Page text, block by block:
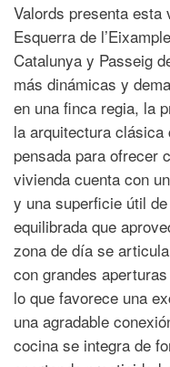
Valords presenta esta
Esquerra de
Catalunya y Passeig
más dinámicas y
en una finca regia, la
la arquitectura
pensada para ofrecer
vivienda cuenta con
y una superficie útil
equilibrada que
zona de día se
con grandes
lo que favorece una
una agradable
cocina se integra de